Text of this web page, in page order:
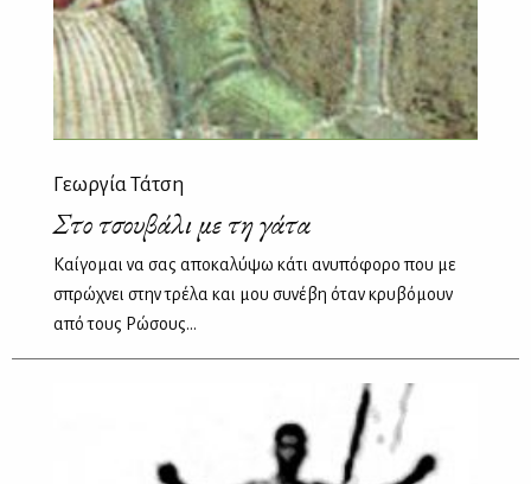
Γεωργία Τάτση
Στο τσουβάλι με τη γάτα
Καίγομαι να σας αποκαλύψω κάτι ανυπόφορο που με
σπρώχνει στην τρέλα και μου συνέβη όταν κρυβόμουν
από τους Ρώσους...